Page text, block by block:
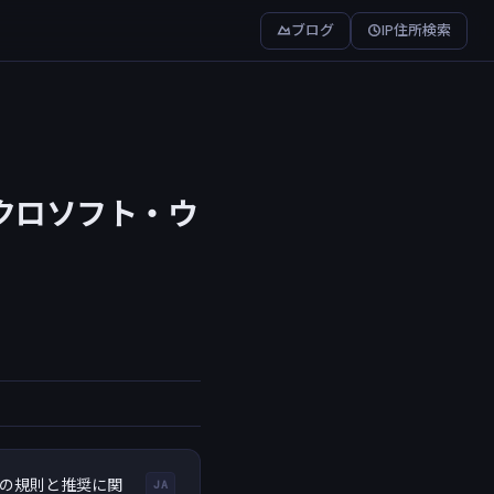
ブログ IP住所検索
ロソフト・ウ
JA
規則と推奨に関